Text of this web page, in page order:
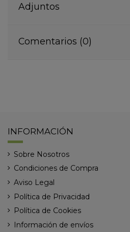
Adjuntos
Comentarios (0)
INFORMACIÓN
Sobre Nosotros
Condiciones de Compra
Aviso Legal
Política de Privacidad
Política de Cookies
Información de envíos